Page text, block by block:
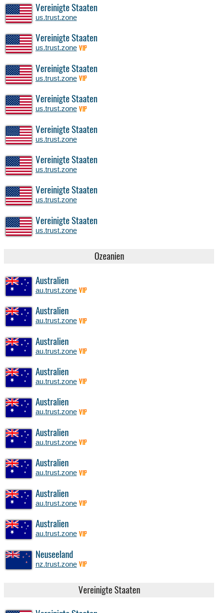
Vereinigte Staaten
us.trust.zone
Vereinigte Staaten
us.trust.zone VIP
Vereinigte Staaten
us.trust.zone VIP
Vereinigte Staaten
us.trust.zone VIP
Vereinigte Staaten
us.trust.zone
Vereinigte Staaten
us.trust.zone
Vereinigte Staaten
us.trust.zone
Vereinigte Staaten
us.trust.zone
Ozeanien
Australien
au.trust.zone VIP
Australien
au.trust.zone VIP
Australien
au.trust.zone VIP
Australien
au.trust.zone VIP
Australien
au.trust.zone VIP
Australien
au.trust.zone VIP
Australien
au.trust.zone VIP
Australien
au.trust.zone VIP
Australien
au.trust.zone VIP
Neuseeland
nz.trust.zone VIP
Vereinigte Staaten